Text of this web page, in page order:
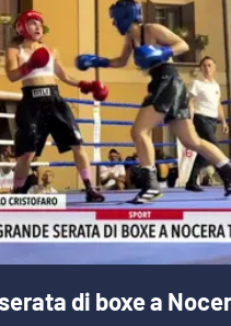
di boxe a